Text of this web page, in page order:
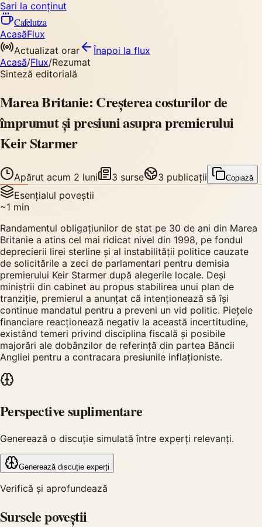
Sari la conținut
Cafelutza
AcasăFlux
Actualizat orar
Înapoi la flux
Acasă/Flux/Rezumat
Sinteză editorială
Marea Britanie: Creșterea costurilor de
împrumut și presiuni asupra premierului
Keir Starmer
Apărut acum 2 luni 3 surse 3 publicații Copiază
Esențialul poveștii
~1 min
Randamentul obligațiunilor de stat pe 30 de ani din Marea
Britanie a atins cel mai ridicat nivel din 1998, pe fondul
deprecierii lirei sterline și al instabilității politice cauzate
de solicitările a zeci de parlamentari pentru demisia
premierului Keir Starmer după alegerile locale. Deși
miniștrii din cabinet au propus stabilirea unui plan de
tranziție, premierul a anunțat că intenționează să își
continue mandatul pentru a preveni un vid politic. Piețele
financiare reacționează negativ la această incertitudine,
existând temeri privind disciplina fiscală și posibile
majorări ale dobânzilor de referință din partea Băncii
Angliei pentru a contracara presiunile inflaționiste.
Perspective suplimentare
Generează o discuție simulată între experți relevanți.
Generează discuție experți
Verifică și aprofundează
Sursele poveștii